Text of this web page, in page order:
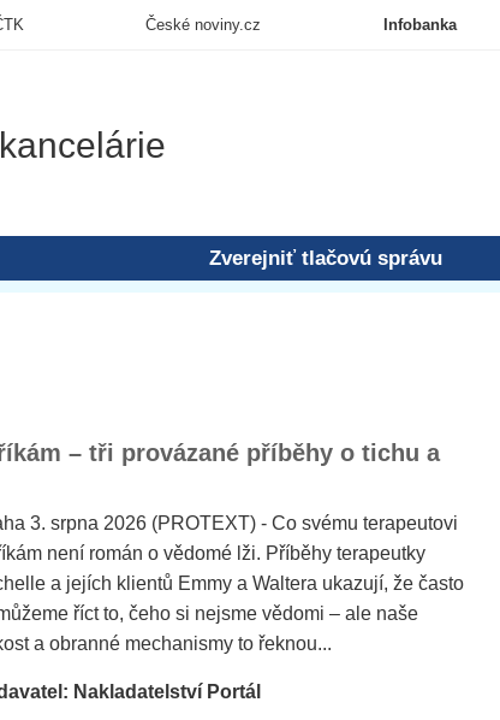
Zverejniť tlačovú správu
Infobanka
České noviny.cz
– tři provázané příběhy o tichu a
3. srpna 2026 (PROTEXT) - Co svému terapeutovi
není román o vědomé lži. Příběhy terapeutky
a jejích klientů Emmy a Waltera ukazují, že často
říct to, čeho si nejsme vědomi – ale naše
a obranné mechanismy to řeknou...
Nakladatelství Portál